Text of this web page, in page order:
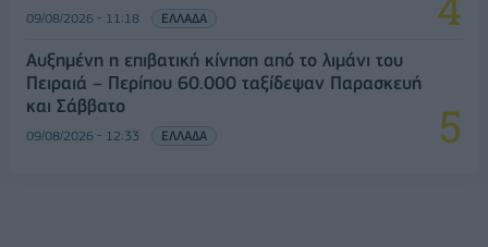
09/08/2026 - 11:18 ΕΛΛΑΔΑ
Αυξημένη η επιβατική κίνηση από το λιμάνι του
Πειραιά – Περίπου 60.000 ταξίδεψαν Παρασκευή
και Σάββατο
09/08/2026 - 12:33 ΕΛΛΑΔΑ